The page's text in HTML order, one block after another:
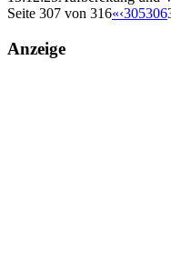
Seite 307 von 316«‹305306
Anzeige